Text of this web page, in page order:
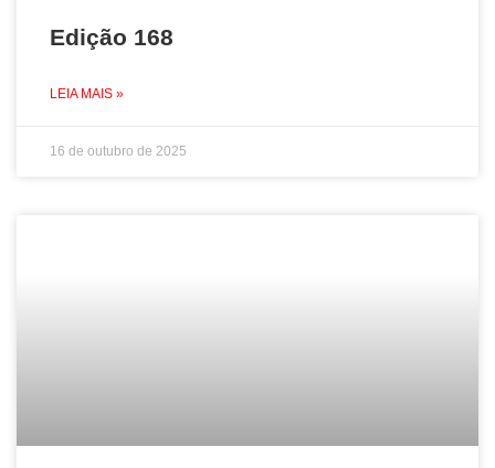
Edição 168
LEIA MAIS »
16 de outubro de 2025